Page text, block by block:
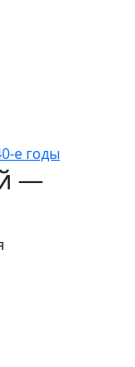
е годы
—